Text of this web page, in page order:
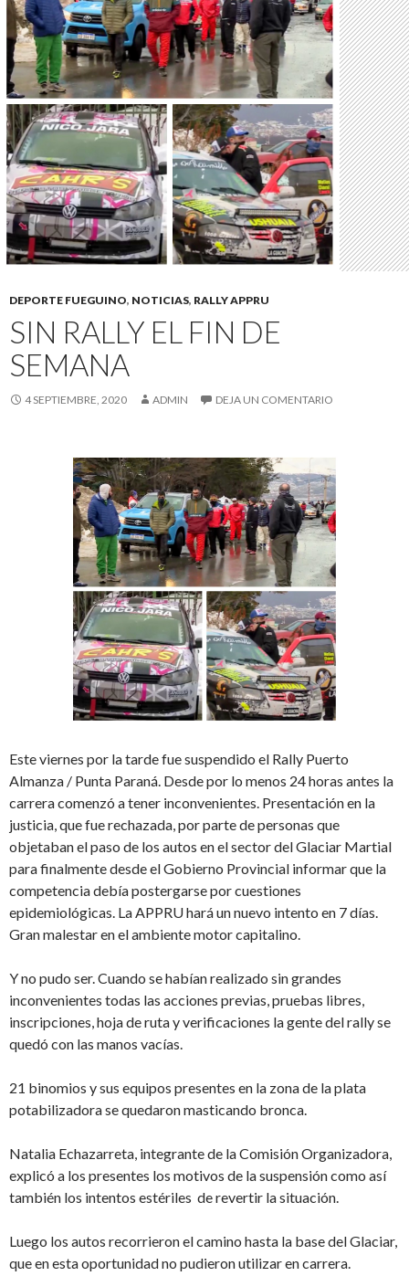
DEPORTE FUEGUINO, NOTICIAS, RALLY APPRU
SIN RALLY EL FIN DE
SEMANA
4 SEPTIEMBRE, 2020 ADMIN DEJA UN COMENTARIO
Este viernes por la tarde fue suspendido el Rally Puerto
Almanza / Punta Paraná. Desde por lo menos 24 horas antes la
carrera comenzó a tener inconvenientes. Presentación en la
justicia, que fue rechazada, por parte de personas que
objetaban el paso de los autos en el sector del Glaciar Martial
para finalmente desde el Gobierno Provincial informar que la
competencia debía postergarse por cuestiones
epidemiológicas. La APPRU hará un nuevo intento en 7 días.
Gran malestar en el ambiente motor capitalino.
Y no pudo ser. Cuando se habían realizado sin grandes
inconvenientes todas las acciones previas, pruebas libres,
inscripciones, hoja de ruta y verificaciones la gente del rally se
quedó con las manos vacías.
21 binomios y sus equipos presentes en la zona de la plata
potabilizadora se quedaron masticando bronca.
Natalia Echazarreta, integrante de la Comisión Organizadora,
explicó a los presentes los motivos de la suspensión como así
también los intentos estériles de revertir la situación.
Luego los autos recorrieron el camino hasta la base del Glaciar,
que en esta oportunidad no pudieron utilizar en carrera.